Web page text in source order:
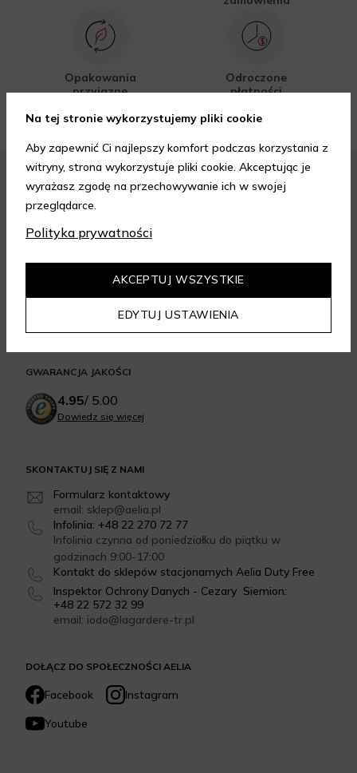
Opakowania
przyjazne
Odroczone
płatności
DOŁĄCZ DO SPOŁECZNOŚCI AELIA
Facebook
Instagram
Youtube
SKONTAKTUJ SIĘ Z NAMI
Formularz kontaktowy
email: sklep@aelia.pl
Infolinia: +48 22 270 72 77
Infolinia czynna od poniedziałku do piątku w
godzinach 9:00-17:00
Kontakt do sklepów stacjonarnych Aelia Duty Free
Inspektor Ochrony Danych - Cezary Siemion:
+48 22 572 32 99
email: iodo@lagardere-tr.pl
FORMY DOSTAWY
FORMY PŁATNOŚCI
GWARANCJA JAKOŚCI
4.95/ 5.00
Dowiedz się więcej
Na tej stronie wykorzystujemy pliki cookie
Aby zapewnić Ci najlepszy komfort podczas korzystania z
witryny, strona wykorzystuje pliki cookie. Akceptując je
wyrażasz zgodę na przechowywanie ich w swojej
przeglądarce.
Polityka prywatności
EDYTUJ USTAWIENIA
AKCEPTUJ WSZYSTKIE